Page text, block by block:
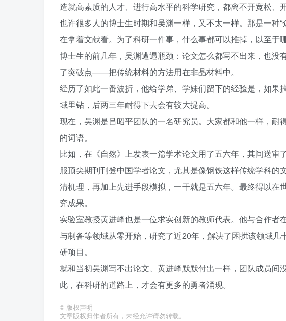
造就高素质的人才、进行高水平的科学研究，都离不开宽松、
也许很多人的博士生时期和吴渊一样，又不太一样。那是一
在拿着文献看。为了科研一件事，什么事都可以推掉，以至于
博士生的前几年，吴渊遭遇瓶颈：论文怎么都写不出来，也没
了突破点——把传统材料的方法用在非晶材料中。
经历了如此一番波折，他给学弟、学妹们留下的经验是，如果
域里钻，后两三年耐得下去会有较大提高。
现在，吴渊是吕昭平团队的一名研究员。大家都和他一样，耐
的词语。
比如，在《自然》上发表一篇学术论文用了五六年，其间送
服顶尖期刊刊登中国学者论文，尤其是像钢铁这样传统学科
清机理，再加上先进手段模拟，一干就是五六年。最终得以
究成果。
实验室教授黄进峰也是一位求实创新的教师代表。他与合作
与制备等领域从零开始，研究了近20年，解决了困扰该领域
研项目。
就和当初吴渊写不出论文、黄进峰默默付出一样，团队成员间
此，在科研的道路上，才会有更多的勇者涌现。
© 版权声明
文章版权归作者所有，未经允许请勿转载。